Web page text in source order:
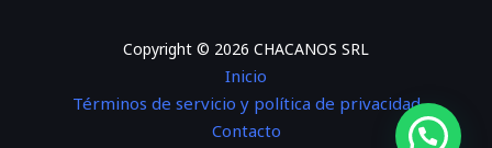
Copyright © 2026 CHACANOS SRL
Inicio
Términos de servicio y política de privacidad
Contacto